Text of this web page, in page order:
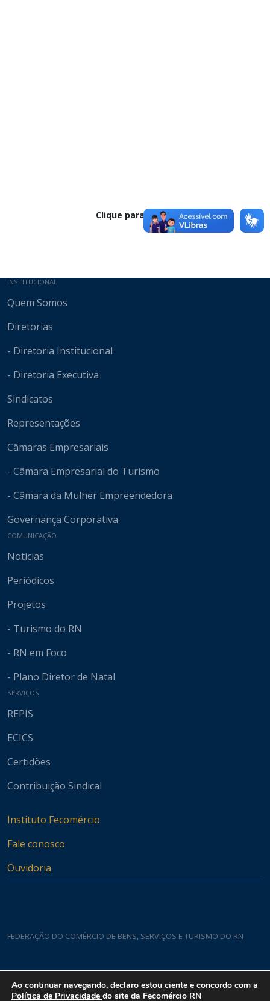
Clique para baixar
Mapa do site
INSTITUCIONAL
Quem Somos
Diretorias
- Diretoria Institucional
- Diretoria Executiva
Sindicatos
Representações
Câmaras Empresariais
- Câmara Empresarial do Turismo
- Câmara da Mulher Empreendedora
Governança Corporativa
COMUNICAÇÃO
Notícias
Periódicos
Projetos
- Turismo do RN
- RN em Foco
- Plano Diretor de Natal
SERVIÇOS
REPIS
ECICS
Certidões
Contribuição Sindical
Instituto Fecomércio
Fale conosco
Ouvidoria
FEDERAÇÃO DO COMÉRCIO DE BENS, SERVIÇOS E TURISMO DO RN
Rua Padre João Damasceno, 1935 - Lagoa Nova CEP 59075-760
Ao continuar navegando, declaro estou ciente e concordo com a
Política de Privacidade do site da Fecomércio RN